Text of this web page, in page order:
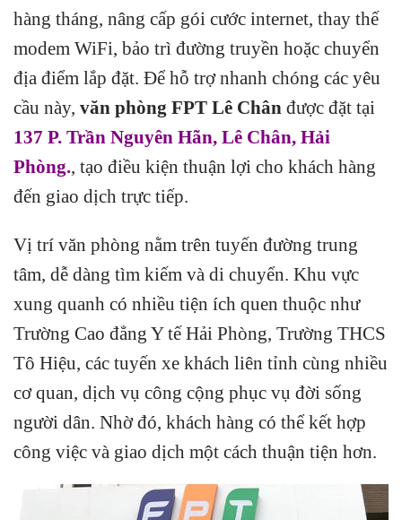
hàng tháng, nâng cấp gói cước internet, thay thế
modem WiFi, bảo trì đường truyền hoặc chuyển
địa điểm lắp đặt. Để hỗ trợ nhanh chóng các yêu
cầu này, văn phòng FPT Lê Chân được đặt tại
137 P. Trần Nguyên Hãn, Lê Chân, Hải
Phòng., tạo điều kiện thuận lợi cho khách hàng
đến giao dịch trực tiếp.
Vị trí văn phòng nằm trên tuyến đường trung
tâm, dễ dàng tìm kiếm và di chuyển. Khu vực
xung quanh có nhiều tiện ích quen thuộc như
Trường Cao đẳng Y tế Hải Phòng, Trường THCS
Tô Hiệu, các tuyến xe khách liên tỉnh cùng nhiều
cơ quan, dịch vụ công cộng phục vụ đời sống
người dân. Nhờ đó, khách hàng có thể kết hợp
công việc và giao dịch một cách thuận tiện hơn.